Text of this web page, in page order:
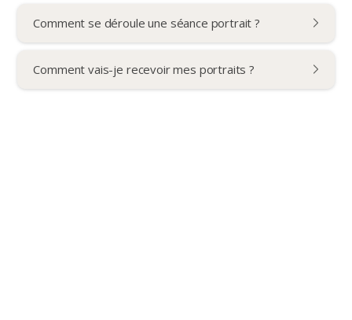
Comment se déroule une séance portrait ?
Comment vais-je recevoir mes portraits ?